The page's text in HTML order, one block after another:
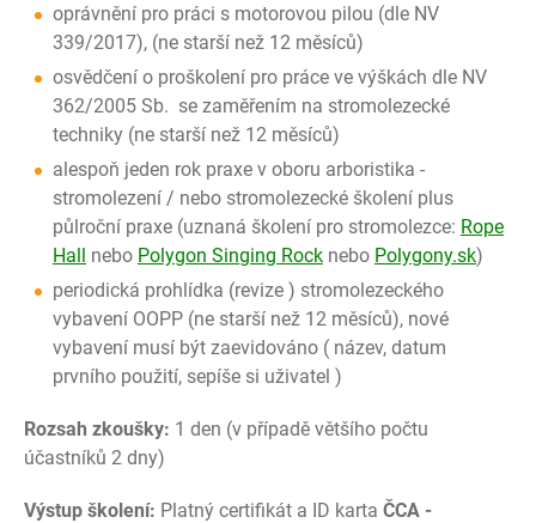
oprávnění pro práci s motorovou pilou (dle NV
339/2017), (ne starší než 12 měsíců)
osvědčení o proškolení pro práce ve výškách dle NV
362/2005 Sb. se zaměřením na stromolezecké
techniky (ne starší než 12 měsíců)
alespoň jeden rok praxe v oboru arboristika -
stromolezení / nebo stromolezecké školení plus
půlroční praxe (uznaná školení pro stromolezce: Rope
Hall nebo Polygon Singing Rock nebo Polygony.sk)
periodická prohlídka (revize ) stromolezeckého
vybavení OOPP (ne starší než 12 měsíců), nové
vybavení musí být zaevidováno ( název, datum
prvního použití, sepíše si uživatel )
Rozsah zkoušky: 1 den (v případě většího počtu
účastníků 2 dny)
Výstup školení: Platný certifikát a ID karta ČCA -